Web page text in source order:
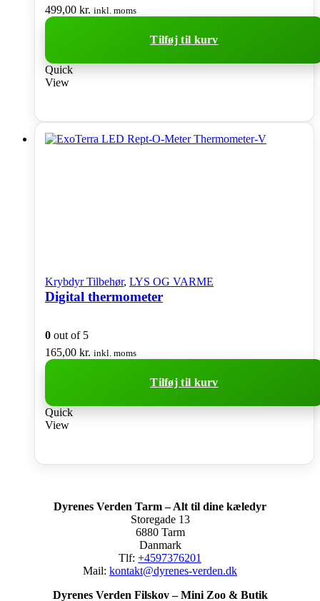
499,00 kr. inkl. moms
Tilføj til kurv
Quick
View
Krybdyr Tilbehør, LYS OG VARME
Digital thermometer
0 out of 5
165,00 kr. inkl. moms
Tilføj til kurv
Quick
View
Dyrenes Verden Tarm – Alt til dine kæledyr
Storegade 13
6880 Tarm
Danmark
Tlf: +4597376201
Mail: kontakt@dyrenes-verden.dk
Dyrenes Verden Filskov – Mini Zoo & Butik